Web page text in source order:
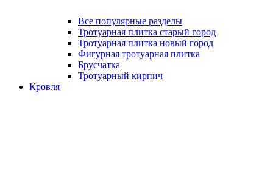
Все популярные разделы
Тротуарная плитка старый город
Тротуарная плитка новый город
Фигурная тротуарная плитка
Брусчатка
Тротуарный кирпич
Кровля